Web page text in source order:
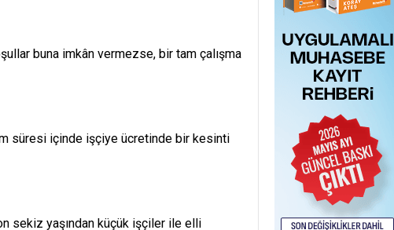
buna imkân vermezse, bir tam çalışma
süresi içinde işçiye ücretinde bir kesinti
sekiz yaşından küçük işçiler ile elli